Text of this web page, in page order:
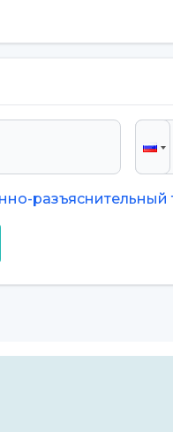
без
Он
разъяснительный